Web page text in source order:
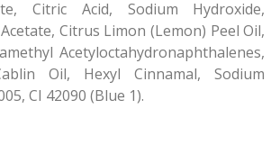
Citric Acid, Sodium Hydroxide,
Citrus Limon (Lemon) Peel Oil,
Acetyloctahydronaphthalenes,
Oil, Hexyl Cinnamal, Sodium
CI 42090 (Blue 1).